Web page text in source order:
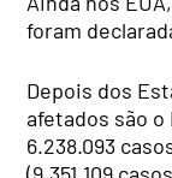
foram
Depois dos
afetados são o
6.238.093